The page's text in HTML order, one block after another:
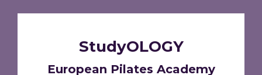
StudyOLOGY
European Pilates Academy